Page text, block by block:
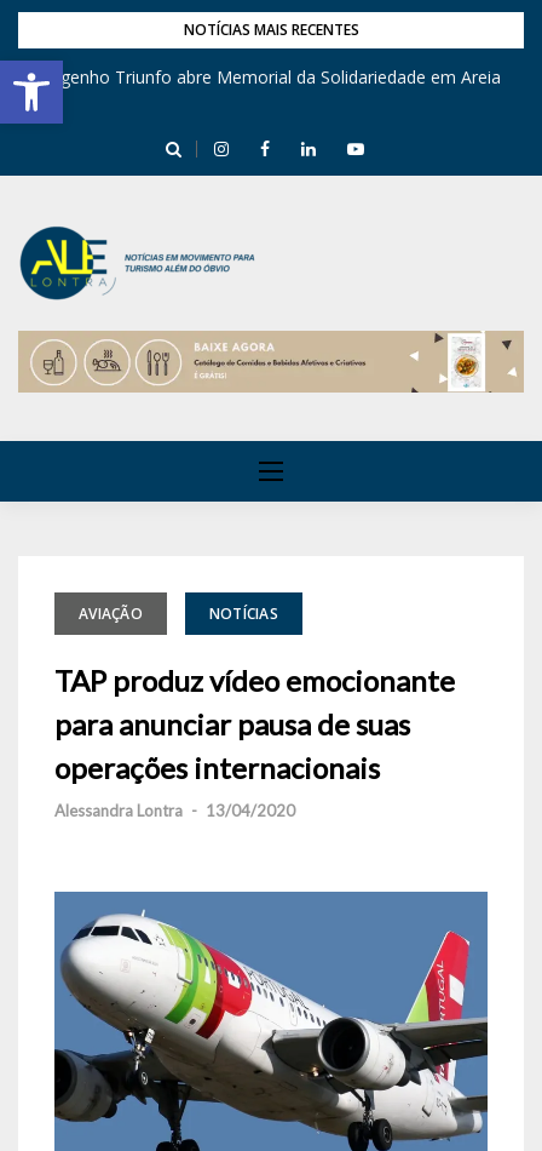
Barra de Ferramentas Aberta
NOTÍCIAS MAIS RECENTES
Engenho Triunfo abre Memorial da Solidariedade em Areia
AVIAÇÃO NOTÍCIAS
TAP produz vídeo emocionante
para anunciar pausa de suas
operações internacionais
Alessandra Lontra - 13/04/2020